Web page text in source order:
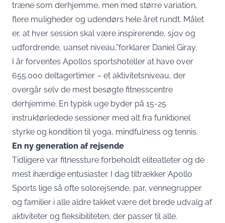
træne som derhjemme, men med større variation,
flere muligheder og udendørs hele året rundt. Målet
er, at hver session skal være inspirerende, sjov og
udfordrende, uanset niveau,”forklarer Daniel Giray.
I år forventes Apollos sportshoteller at have over
655.000 deltagertimer – et aktivitetsniveau, der
overgår selv de mest besøgte fitnesscentre
derhjemme. En typisk uge byder på 15-25
instruktørledede sessioner med alt fra funktionel
styrke og kondition til yoga, mindfulness og tennis.
En ny generation af rejsende
Tidligere var fitnessture forbeholdt eliteatleter og de
mest ihærdige entusiaster. I dag tiltrækker Apollo
Sports lige så ofte solorejsende, par, vennegrupper
og familier i alle aldre takket være det brede udvalg af
aktiviteter og fleksibiliteten, der passer til alle.